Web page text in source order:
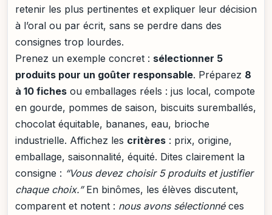
retenir les plus pertinentes et expliquer leur décision
à l’oral ou par écrit, sans se perdre dans des
consignes trop lourdes.
Prenez un exemple concret : sélectionner 5
produits pour un goûter responsable. Préparez 8
à 10 fiches ou emballages réels : jus local, compote
en gourde, pommes de saison, biscuits suremballés,
chocolat équitable, bananes, eau, brioche
industrielle. Affichez les critères : prix, origine,
emballage, saisonnalité, équité. Dites clairement la
consigne : “Vous devez choisir 5 produits et justifier
chaque choix.”En binômes, les élèves discutent,
comparent et notent : nous avons sélectionnéces